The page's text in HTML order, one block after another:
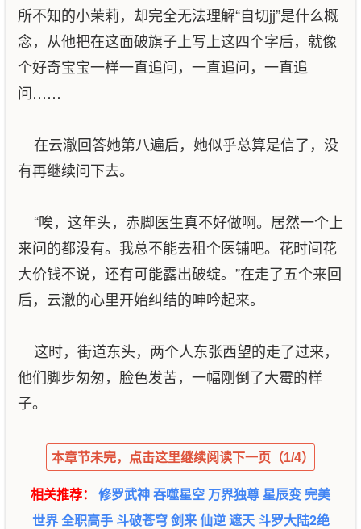
所不知的小茉莉，却完全无法理解“自切jj”是什么概
念，从他把在这面破旗子上写上这四个字后，就像
个好奇宝宝一样一直追问，一直追问，一直追
问……
在云澈回答她第八遍后，她似乎总算是信了，没
有再继续问下去。
“唉，这年头，赤脚医生真不好做啊。居然一个上
来问的都没有。我总不能去租个医铺吧。花时间花
大价钱不说，还有可能露出破绽。”在走了五个来回
后，云澈的心里开始纠结的呻吟起来。
这时，街道东头，两个人东张西望的走了过来，
他们脚步匆匆，脸色发苦，一幅刚倒了大霉的样
子。
本章节未完，点击这里继续阅读下一页（1/4）
相关推荐： 修罗武神吞噬星空 万界独尊星辰变 完美
世界全职高手 斗破苍穹剑来仙逆遮天 斗罗大陆2绝